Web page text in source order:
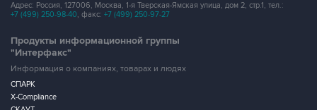
Адрес: Россия, 127006, Москва, 1-я Тверская-Ямская улица, дом 2, стр.1, тел.:
+7 (499) 250-98-40, факс: +7 (499) 250-97-27
Продукты информационной группы
"Интерфакс"
Информация о компаниях, товарах и людях
СПАРК
X-Compliance